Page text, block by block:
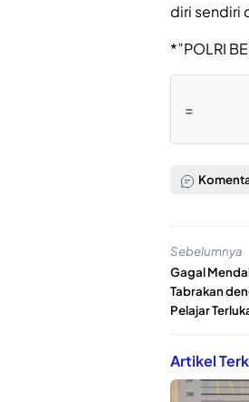
diri sendiri
*”POLRI
=
Sebelumnya
Gagal
Tabrakan
Pelajar
Artikel